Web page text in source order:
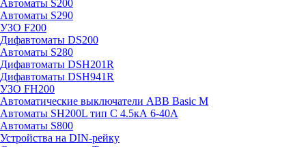
Автоматы S200
Автоматы S290
УЗО F200
Дифавтоматы DS200
Автоматы S280
Дифавтоматы DSH201R
Дифавтоматы DSH941R
УЗО FH200
Автоматические выключатели ABB Basic M
Автоматы SH200L тип С 4.5кА 6-40А
Автоматы S800
Устройства на DIN-рейку